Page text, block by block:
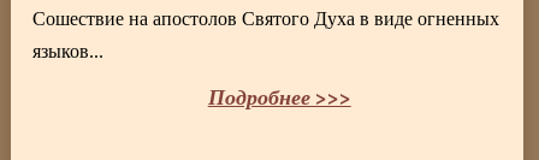
Сошествие на апостолов Святого Духа в виде огненных
языков...
Подробнее >>>